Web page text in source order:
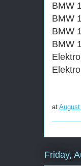
BMW
BMW
BMW
BMW
at
Friday,